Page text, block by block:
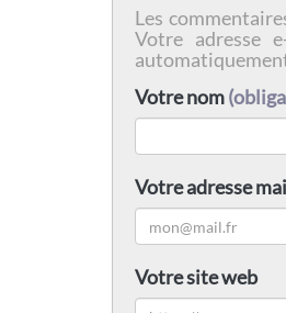
Les
Votre adresse
Votre nom
Votre adresse
Votre site web